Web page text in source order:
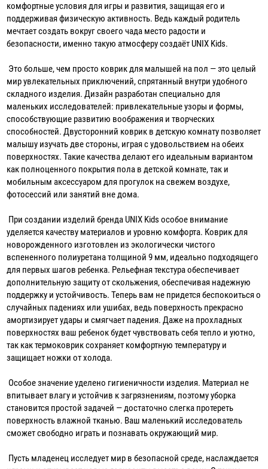
комфортные условия для игры и развития, защищая его и
поддерживая физическую активность. Ведь каждый родитель
мечтает создать вокруг своего чада место радости и
безопасности, именно такую атмосферу создаёт UNIX Kids.
Это больше, чем просто коврик для малышей на пол — это целый
мир увлекательных приключений, спрятанный внутри удобного
складного изделия. Дизайн разработан специально для
маленьких исследователей: привлекательные узоры и формы,
способствующие развитию воображения и творческих
способностей. Двусторонний коврик в детскую комнату позволяет
малышу изучать две стороны, играя с удовольствием на обеих
поверхностях. Такие качества делают его идеальным вариантом
как полноценного покрытия пола в детской комнате, так и
мобильным аксессуаром для прогулок на свежем воздухе,
фотосессий или занятий вне дома.
При создании изделий бренда UNIX Kids особое внимание
уделяется качеству материалов и уровню комфорта. Коврик для
новорожденного изготовлен из экологически чистого
вспененного полиуретана толщиной 9 мм, идеально подходящего
для первых шагов ребенка. Рельефная текстура обеспечивает
дополнительную защиту от скольжения, обеспечивая надежную
поддержку и устойчивость. Теперь вам не придется беспокоиться о
случайных падениях или ушибах, ведь поверхность прекрасно
амортизирует удары и смягчает падения. Даже на прохладных
поверхностях ваш ребенок будет чувствовать себя тепло и уютно,
так как термоковрик сохраняет комфортную температуру и
защищает ножки от холода.
Особое значение уделено гигиеничности изделия. Материал не
впитывает влагу и устойчив к загрязнениям, поэтому уборка
становится простой задачей — достаточно слегка протереть
поверхность влажной тканью. Ваш маленький исследователь
сможет свободно играть и познавать окружающий мир.
Пусть младенец исследует мир в безопасной среде, наслаждается